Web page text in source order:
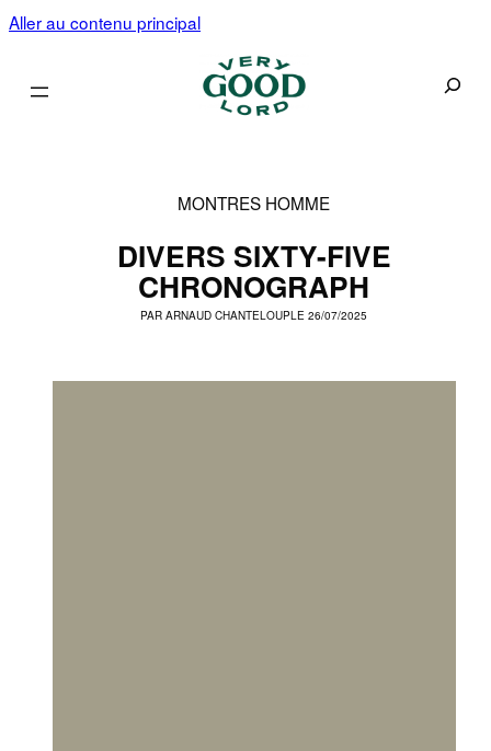
Aller au contenu principal
MONTRES HOMME
DIVERS SIXTY-FIVE
CHRONOGRAPH
PARARNAUD CHANTELOUPLE 26/07/2025